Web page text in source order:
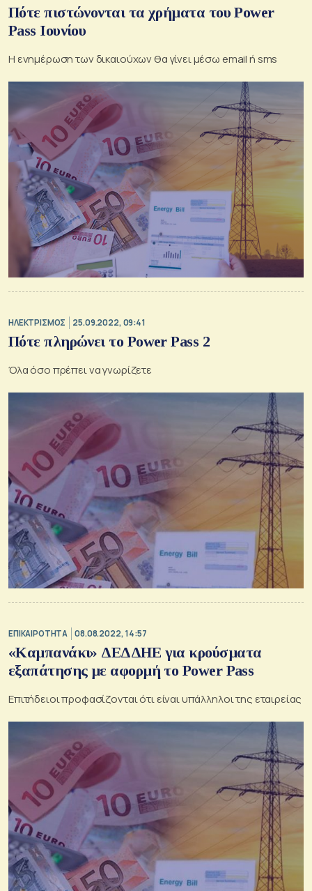
Πότε πιστώνονται τα χρήματα του Power
Pass Ιουνίου
Η ενημέρωση των δικαιούχων θα γίνει μέσω email ή sms
ΗΛΕΚΤΡΙΣΜΟΣ 25.09.2022, 09:41
Πότε πληρώνει το Power Pass 2
Όλα όσο πρέπει να γνωρίζετε
ΕΠΙΚΑΙΡΟΤΗΤΑ 08.08.2022, 14:57
«Καμπανάκι» ΔΕΔΔΗΕ για κρούσματα
εξαπάτησης με αφορμή το Power Pass
Επιτήδειοι προφασίζονται ότι είναι υπάλληλοι της εταιρείας